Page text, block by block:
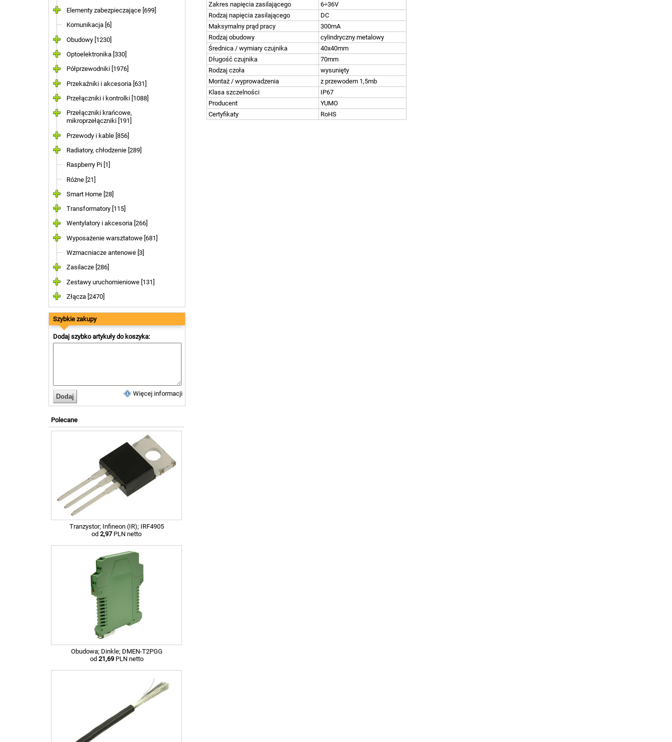
Elementy zabezpieczające [699]
Komunikacja [6]
Obudowy [1230]
Optoelektronika [330]
Półprzewodniki [1976]
Przekaźniki i akcesoria [631]
Przełączniki i kontrolki [1088]
Przełączniki krańcowe,
mikroprzełączniki [191]
Przewody i kable [856]
Radiatory, chłodzenie [289]
Raspberry Pi [1]
Różne [21]
Smart Home [28]
Transformatory [115]
Wentylatory i akcesoria [266]
Wyposażenie warsztatowe [681]
Wzmacniacze antenowe [3]
Zasilacze [286]
Zestawy uruchomieniowe [131]
Złącza [2470]
Szybkie zakupy
Dodaj szybko artykuły do koszyka:
Więcej informacji
Polecane
Tranzystor; Infineon (IR); IRF4905
od 2,97PLN netto
Obudowa; Dinkle; DMEN-T2PGG
od 21,69PLN netto
Zakres napięcia zasilającego
6÷36V
Rodzaj napięcia zasilającego
DC
Maksymalny prąd pracy
300mA
Rodzaj obudowy
cylindryczny metalowy
Średnica / wymiary czujnika
40x40mm
Długość czujnika
70mm
Rodzaj czoła
wysunięty
Montaż / wyprowadzenia
z przewodem 1,5mb
Klasa szczelności
IP67
Producent
YUMO
Certyfikaty
RoHS